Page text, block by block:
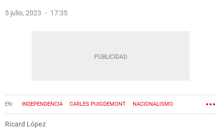
5 julio, 2023 17:35
INDEPENDENCIA CARLES PUIGDEMONT NACIONALISMO
UNIÓN EUROPEA
Ricard López